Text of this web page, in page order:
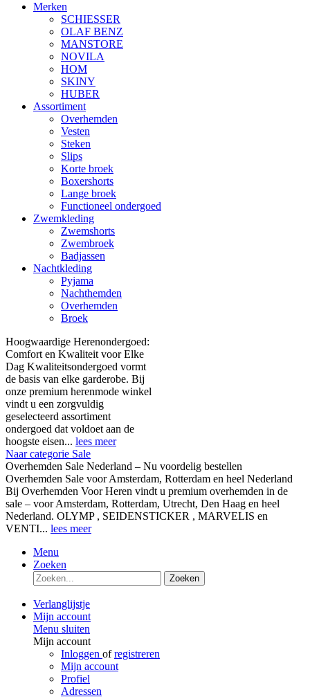
Merken
SCHIESSER
OLAF BENZ
MANSTORE
NOVILA
HOM
SKINY
HUBER
Assortiment
Overhemden
Vesten
Steken
Slips
Korte broek
Boxershorts
Lange broek
Functioneel ondergoed
Zwemkleding
Zwemshorts
Zwembroek
Badjassen
Nachtkleding
Pyjama
Nachthemden
Overhemden
Broek
Hoogwaardige Herenondergoed:
Comfort en Kwaliteit voor Elke
Dag Kwaliteitsondergoed vormt
de basis van elke garderobe. Bij
onze premium herenmode winkel
vindt u een zorgvuldig
geselecteerd assortiment
ondergoed dat voldoet aan de
hoogste eisen... lees meer
Naar categorie Sale
Overhemden Sale Nederland – Nu voordelig bestellen
Overhemden Sale voor Amsterdam, Rotterdam en heel Nederland
Bij Overhemden Voor Heren vindt u premium overhemden in de
sale – voor Amsterdam, Rotterdam, Utrecht, Den Haag en heel
Nederland. OLYMP , SEIDENSTICKER , MARVELIS en
VENTI... lees meer
Menu
Zoeken
Zoeken
Verlanglijstje
Mijn account
Menu sluiten
Mijn account
Inloggen ofregistreren
Mijn account
Profiel
Adressen